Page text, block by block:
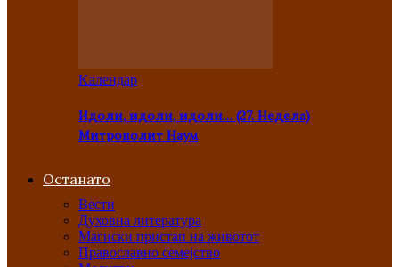
Kалендар
Идоли, идоли, идоли… (27. Недела)
Митрополит Наум
Останато
Вести
Духовна литература
Магиски пристап на животот
Православно семејство